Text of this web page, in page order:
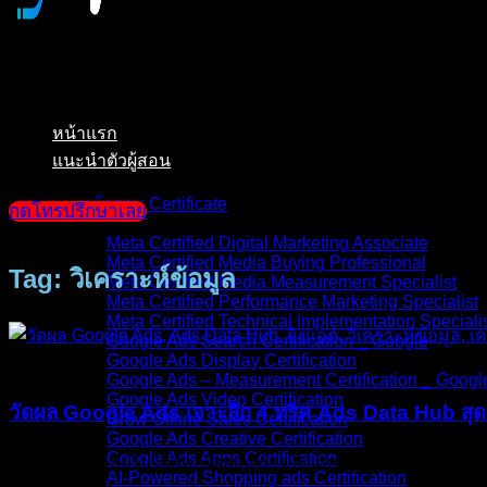
หน้าแรก
แนะนำตัวผู้สอน
หน้ารวม Certificate
Meta Certified Digital Marketing Associate
Meta Certified Media Buying Professional
Meta Certified Media Measurement Specialist
Meta Certified Performance Marketing Specialist
Meta Certified Technical Implementation
Google Ads Search Certification _ Google
Google Ads Display Certification
Google Ads – Measurement Certification _
Google Ads Video Certification
Grow Offline Sales Certification
Google Ads Creative Certification
Google Ads Apps Certification
AI-Powered Shopping ads Certification
กดโทรปรึกษาเลย
Tag: วิเคราะห์ข้อมูล
วัดผล Google Ads เจาะลึก 4 ทริค Ads Data Hub สุ
หากเราย้อนกลับไปในยุคอดีตของการ ยิงแอด กูเกิล นักการตลา